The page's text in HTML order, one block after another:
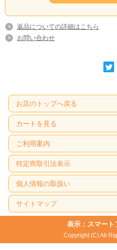
返品についての詳細はこちら
お問い合わせ
お店のトップへ戻る
カートを見る
ご利用案内
特定商取引法表示
個人情報の取扱い
サイトマップ
表示：スマート
Copyright (C) All